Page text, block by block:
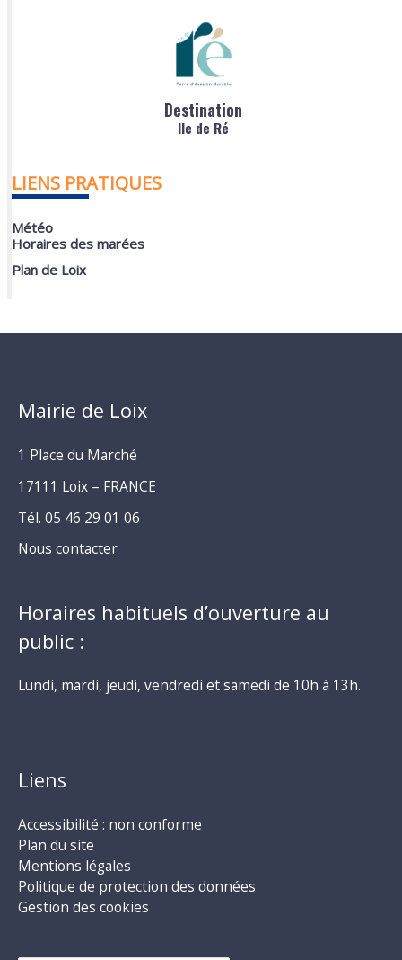
Destination
Ile de Ré
LIENS PRATIQUES
Météo
Horaires des marées
Plan de Loix
Mairie de Loix
1 Place du Marché
17111 Loix – FRANCE
Tél. 05 46 29 01 06
Nous contacter
Horaires habituels d’ouverture au
public :
Lundi, mardi, jeudi, vendredi et samedi de 10h à 13h.
Liens
Accessibilité : non conforme
Plan du site
Mentions légales
Politique de protection des données
Gestion des cookies